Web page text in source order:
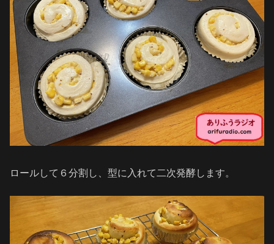
ロールして６分割し、型に入れて二次発酵します。